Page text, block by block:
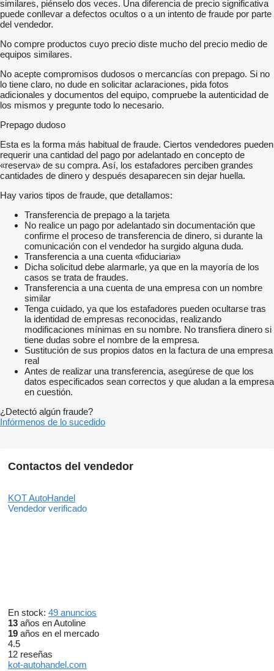
similares, piénselo dos veces. Una diferencia de precio significativa
puede conllevar a defectos ocultos o a un intento de fraude por parte
del vendedor.
No compre productos cuyo precio diste mucho del precio medio de
equipos similares.
No acepte compromisos dudosos o mercancías con prepago. Si no
lo tiene claro, no dude en solicitar aclaraciones, pida fotos
adicionales y documentos del equipo, compruebe la autenticidad de
los mismos y pregunte todo lo necesario.
Prepago dudoso
Esta es la forma más habitual de fraude. Ciertos vendedores pueden
requerir una cantidad del pago por adelantado en concepto de
«reserva» de su compra. Así, los estafadores perciben grandes
cantidades de dinero y después desaparecen sin dejar huella.
Hay varios tipos de fraude, que detallamos:
Transferencia de prepago a la tarjeta
No realice un pago por adelantado sin documentación que
confirme el proceso de transferencia de dinero, si durante la
comunicación con el vendedor ha surgido alguna duda.
Transferencia a una cuenta «fiduciaria»
Dicha solicitud debe alarmarle, ya que en la mayoría de los
casos se trata de fraudes.
Transferencia a una cuenta de una empresa con un nombre
similar
Tenga cuidado, ya que los estafadores pueden ocultarse tras
la identidad de empresas reconocidas, realizando
modificaciones mínimas en su nombre. No transfiera dinero si
tiene dudas sobre el nombre de la empresa.
Sustitución de sus propios datos en la factura de una empresa
real
Antes de realizar una transferencia, asegúrese de que los
datos especificados sean correctos y que aludan a la empresa
en cuestión.
¿Detectó algún fraude?
Infórmenos de lo sucedido
Contactos del vendedor
KOT AutoHandel
Vendedor verificado
En stock: 49 anuncios
13 años en Autoline
19 años en el mercado
4.5
12 reseñas
kot-autohandel.com